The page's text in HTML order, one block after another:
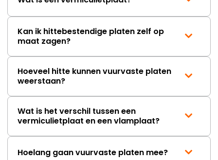
Kan ik hittebestendige platen zelf op
maat zagen?
Hoeveel hitte kunnen vuurvaste platen
weerstaan?
Wat is het verschil tussen een
vermiculietplaat en een vlamplaat?
Hoelang gaan vuurvaste platen mee?